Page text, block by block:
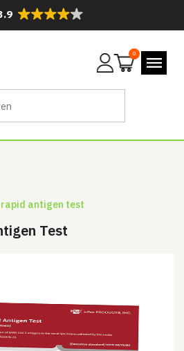
Mijn
0
antigen test
Test